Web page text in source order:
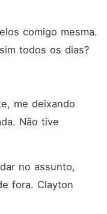
comigo mesma.
todos os dias?
me deixando
Não tive
no assunto,
fora. Clayton